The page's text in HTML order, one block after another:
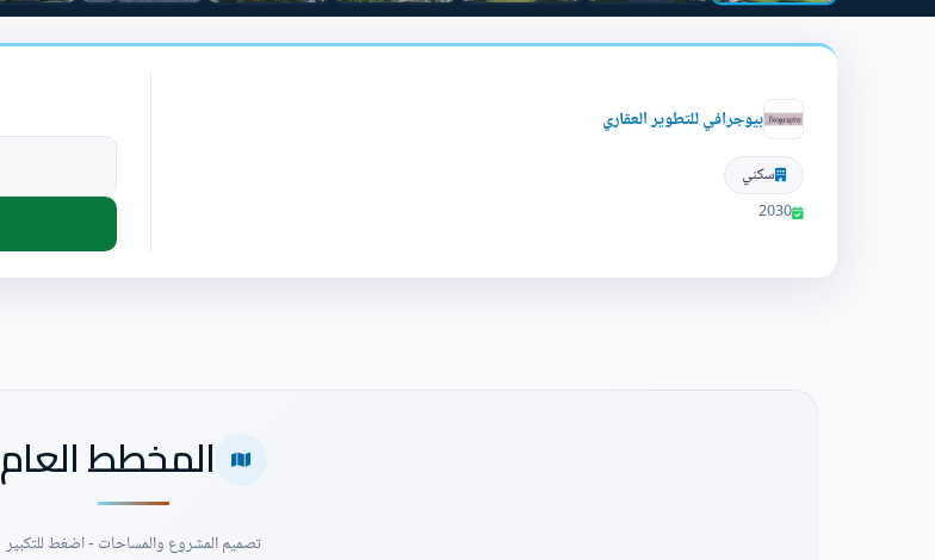
بيوجرافي للتطوير العقاري
سكني
2030
المخطط العام
تصميم المشروع والمساحات - اضغط للتكبير